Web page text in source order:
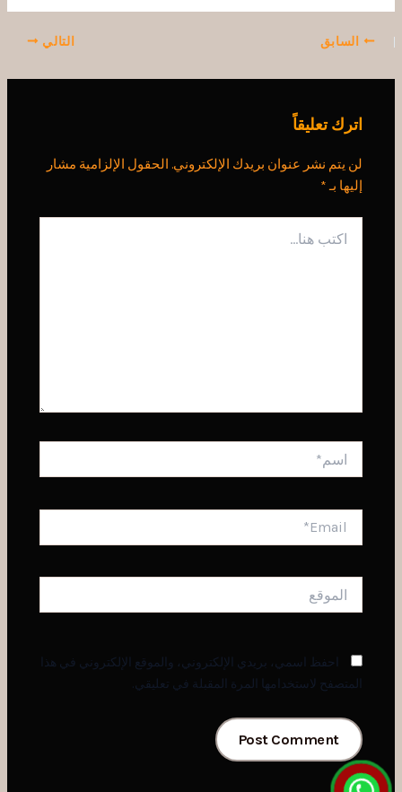
السابق التالي
اترك تعليقاً
لن يتم نشر عنوان بريدك الإلكتروني. الحقول الإلزامية مشار
إليها بـ*
هنا...
احفظ اسمي، بريدي الإلكتروني، والموقع الإلكتروني في هذا
المتصفح لاستخدامها المرة المقبلة في تعليقي.